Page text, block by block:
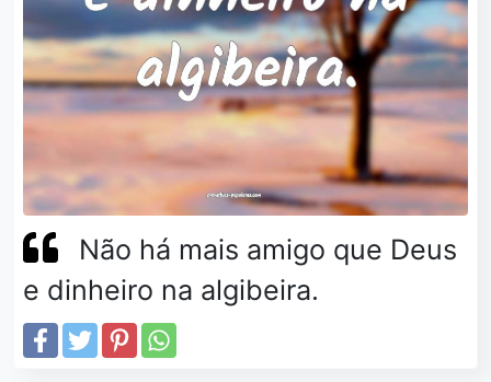
Não há mais amigo que Deus
e dinheiro na algibeira.